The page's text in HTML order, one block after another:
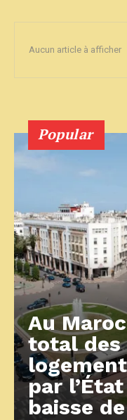
Aucun article à afficher
Popular
Au
total des
par
baisse